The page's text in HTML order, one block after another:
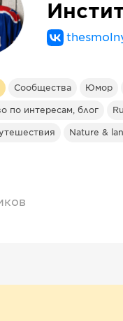
Сообщества Юмор
по интересам, блог
Nature &